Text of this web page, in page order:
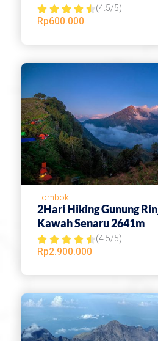
    R
t
e
.
5
o
t
f
5
(4.5/5)
Rp600.000
Lombok
2Hari Hiking Gunung
Kawah Senaru 2641m
    R
t
e
4
(4.5/5)
Rp2.900.000